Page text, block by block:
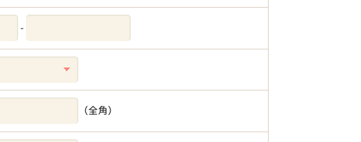
-
（全角）